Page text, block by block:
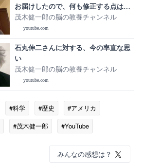
お届けしたので、何も修正する点はあ
りません。
茂木健一郎の脳の教養チャンネル
youtube.com
石丸伸二さんに対する、今の率直な思
い
茂木健一郎の脳の教養チャンネル
youtube.com
#科学 #歴史
#アメリカ
#茂木健一郎
#YouTube
みんなの感想は？